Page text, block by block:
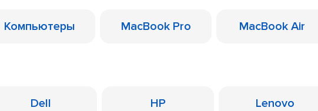
Компьютеры MacBook Pro MacBook Air
Dell HP Lenovo